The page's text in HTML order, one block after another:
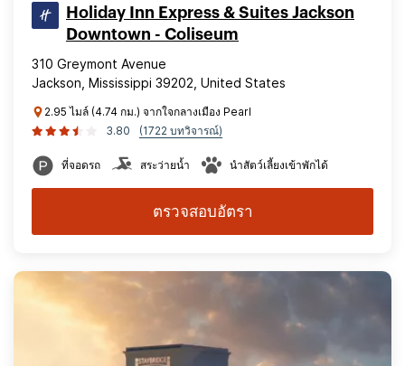
Holiday Inn Express & Suites Jackson
Downtown - Coliseum
310 Greymont Avenue
Jackson, Mississippi 39202, United States
2.95 ไมล์ (4.74 กม.) จากใจกลางเมือง Pearl
3.80
(1722 บทวิจารณ์)
ที่จอดรถ สระว่ายน้ำ นำสัตว์เลี้ยงเข้าพักได้
ตรวจสอบอัตรา